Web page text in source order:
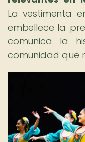
La vestimenta
embellece la
comunica la
comunidad que